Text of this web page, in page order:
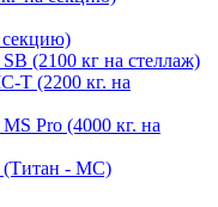
секцию)
(2100 кг на стеллаж)
Т (2200 кг. на
Pro (4000 кг. на
(Титан - МС)